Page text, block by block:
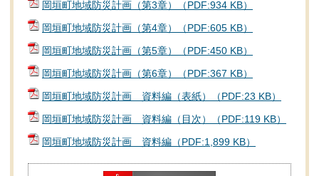
岡垣町地域防災計画（第3章）（PDF:934 KB）
岡垣町地域防災計画（第4章）（PDF:605 KB）
岡垣町地域防災計画（第5章）（PDF:450 KB）
岡垣町地域防災計画（第6章）（PDF:367 KB）
岡垣町地域防災計画 資料編（表紙）（PDF:23 KB）
岡垣町地域防災計画 資料編（目次）（PDF:119 KB）
岡垣町地域防災計画 資料編（PDF:1,899 KB）